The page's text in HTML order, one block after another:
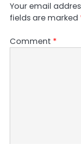
Your email
fields are marked
Comment *